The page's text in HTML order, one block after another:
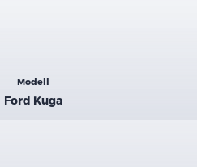
Modell
Ford Kuga